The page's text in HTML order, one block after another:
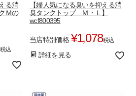
る消
Ｍの
税込
【婦人気になる臭いを抑える消
臭タンクトップ Ｍ・Ｌ】
wcf800395
当店特別価格 ¥1,078税込
詳細を見る